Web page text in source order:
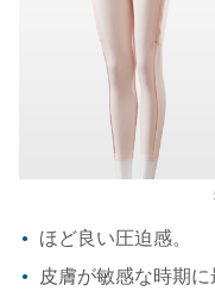
ほど良い圧迫感。
皮膚が敏感な時期に